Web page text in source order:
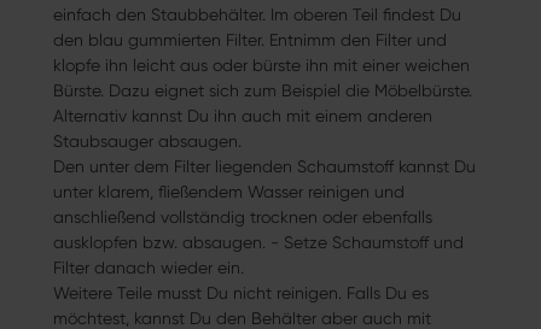
einfach den Staubbehälter. Im oberen Teil findest Du
den blau gummierten Filter. Entnimm den Filter und
klopfe ihn leicht aus oder bürste ihn mit einer weichen
Bürste. Dazu eignet sich zum Beispiel die Möbelbürste.
Alternativ kannst Du ihn auch mit einem anderen
Staubsauger absaugen.
Den unter dem Filter liegenden Schaumstoff kannst Du
unter klarem, fließendem Wasser reinigen und
anschließend vollständig trocknen oder ebenfalls
ausklopfen bzw. absaugen. - Setze Schaumstoff und
Filter danach wieder ein.
Weitere Teile musst Du nicht reinigen. Falls Du es
möchtest, kannst Du den Behälter aber auch mit